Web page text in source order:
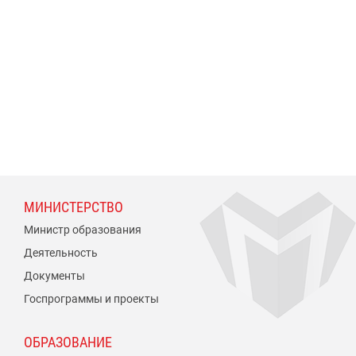
МИНИСТЕРСТВО
Министр образования
Деятельность
Документы
Госпрограммы и проекты
ОБРАЗОВАНИЕ